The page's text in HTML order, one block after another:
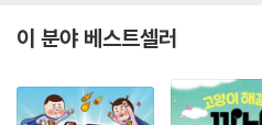
하지만 디디는 웃지 않았다. 그 뒤로
게도 언제부터인가 디디와 프란츠를 도
시작했다. 아이들은 날씬한 디디가 뚱
이 분야 베스트셀러